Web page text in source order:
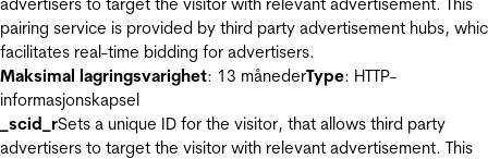
pairing service is provided by third party advertisement hubs,
facilitates real-time bidding for advertisers.
Maksimal lagringsvarighet: 13 månederType: HTTP-
informasjonskapsel
_scid_rSets a unique ID for the visitor, that allows third party
advertisers to target the visitor with relevant advertisement. This